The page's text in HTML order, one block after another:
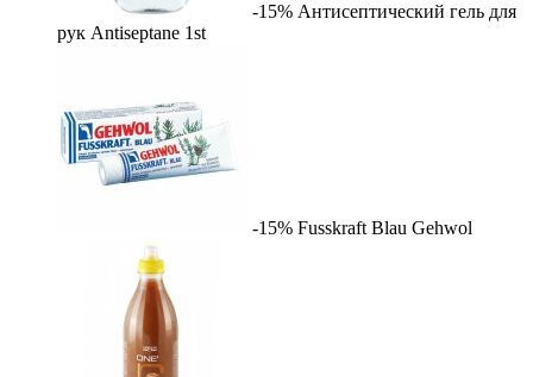
-15% Антисептический гель для
рук Antiseptane 1st
-15% Fusskraft Blau Gehwol